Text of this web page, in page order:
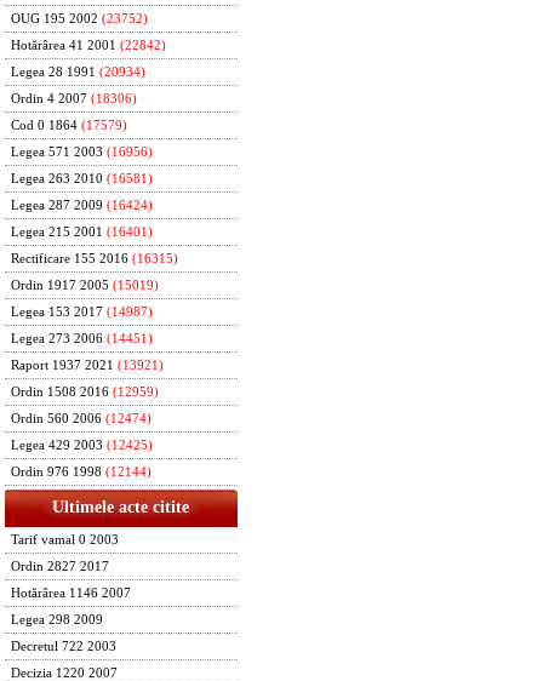
OUG 195 2002 (23752)
Hotărârea 41 2001 (22842)
Legea 28 1991 (20934)
Ordin 4 2007 (18306)
Cod 0 1864 (17579)
Legea 571 2003 (16956)
Legea 263 2010 (16581)
Legea 287 2009 (16424)
Legea 215 2001 (16401)
Rectificare 155 2016 (16315)
Ordin 1917 2005 (15019)
Legea 153 2017 (14987)
Legea 273 2006 (14451)
Raport 1937 2021 (13921)
Ordin 1508 2016 (12959)
Ordin 560 2006 (12474)
Legea 429 2003 (12425)
Ordin 976 1998 (12144)
Ultimele acte citite
Tarif vamal 0 2003
Ordin 2827 2017
Hotărârea 1146 2007
Legea 298 2009
Decretul 722 2003
Decizia 1220 2007